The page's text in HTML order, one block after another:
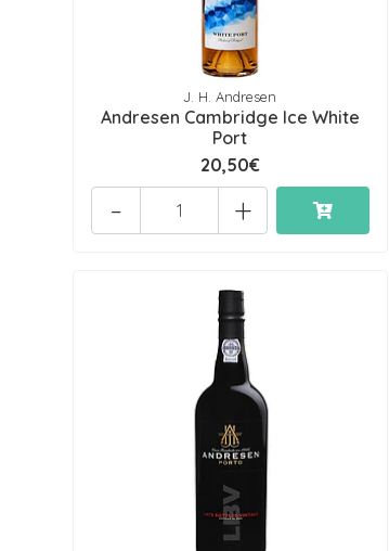
J. H. Andresen
Andresen Cambridge Ice White
Port
20,50€
+
-